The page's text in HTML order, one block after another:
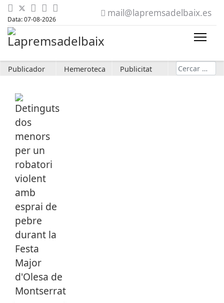
Data: 07-08-2026
mail@lapremsadelbaix.es
Publicador Hemeroteca Publicitat Cerca